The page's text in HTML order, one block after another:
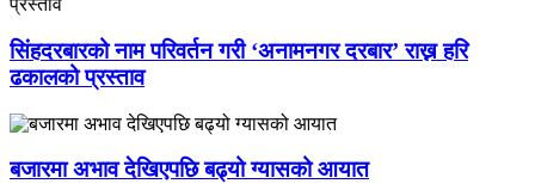
सिंहदरबारको नाम परिवर्तन गरी ‘अनामनगर दरबार’ राख्न हरि
ढकालको प्रस्ताव
बजारमा अभाव देखिएपछि बढ्यो ग्यासको आयात